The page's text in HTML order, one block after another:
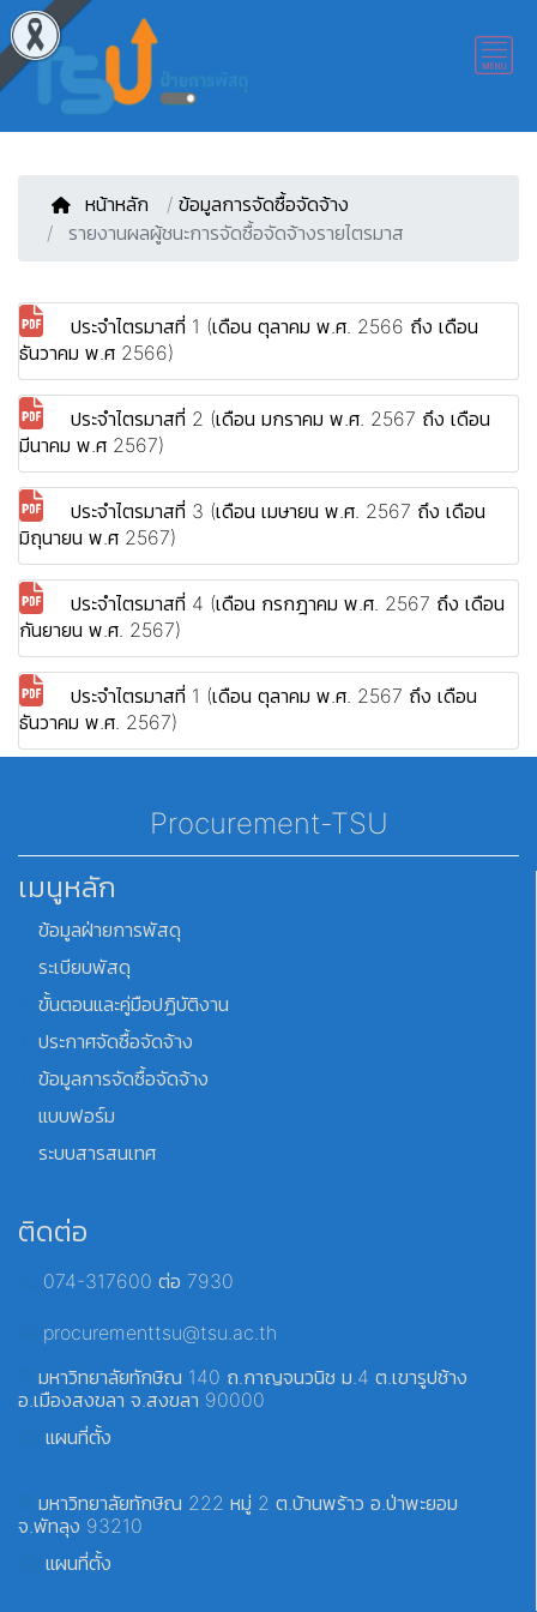
หน้าหลัก / ข้อมูลการจัดซื้อจัดจ้าง
รายงานผลผู้ชนะการจัดซื้อจัดจ้างรายไตรมาส
ประจำไตรมาสที่ 1 (เดือน ตุลาคม พ.ศ. 2566 ถึง เดือน
ธันวาคม พ.ศ 2566)
ประจำไตรมาสที่ 2 (เดือน มกราคม พ.ศ. 2567 ถึง เดือน
มีนาคม พ.ศ 2567)
ประจำไตรมาสที่ 3 (เดือน เมษายน พ.ศ. 2567 ถึง เดือน
มิถุนายน พ.ศ 2567)
ประจำไตรมาสที่ 4 (เดือน กรกฎาคม พ.ศ. 2567 ถึง เดือน
กันยายน พ.ศ. 2567)
ประจำไตรมาสที่ 1 (เดือน ตุลาคม พ.ศ. 2567 ถึง เดือน
ธันวาคม พ.ศ. 2567)
Procurement-TSU
เมนูหลัก
ข้อมูลฝ่ายการพัสดุ
ระเบียบพัสดุ
ขั้นตอนและคู่มือปฏิบัติงาน
ประกาศจัดซื้อจัดจ้าง
ข้อมูลการจัดซื้อจัดจ้าง
แบบฟอร์ม
ระบบสารสนเทศ
ติดต่อ
074-317600 ต่อ 7930
procurementtsu@tsu.ac.th
มหาวิทยาลัยทักษิณ 140 ถ.กาญจนวนิช ม.4 ต.เขารูปช้าง
อ.เมืองสงขลา จ.สงขลา 90000
แผนที่ตั้ง
มหาวิทยาลัยทักษิณ 222 หมู่ 2 ต.บ้านพร้าว อ.ป่าพะยอม
จ.พัทลุง 93210
แผนที่ตั้ง